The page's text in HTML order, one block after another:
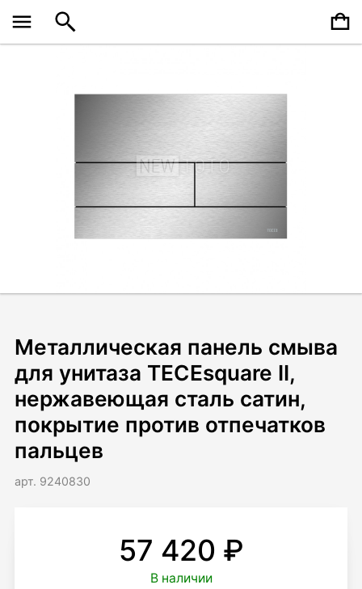
Металлическая панель смыва
для унитаза TECEsquare II,
нержавеющая сталь сатин,
покрытие против отпечатков
пальцев
арт. 9240830
57 420 ₽
В наличии